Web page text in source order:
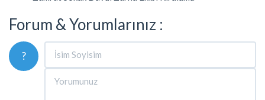
Forum & Yorumlarınız :
?